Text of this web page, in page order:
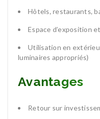
Hôtels, restaurants,
Espace d’exposition
Utilisation en
luminaires appropriés)
Avantages
Retour sur